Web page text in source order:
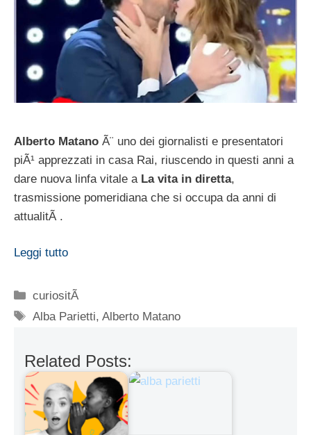
Alberto Matano Ã¨ uno dei giornalisti e presentatori
piÃ¹ apprezzati in casa Rai, riuscendo in questi anni a
dare nuova linfa vitale a La vita in diretta,
trasmissione pomeridiana che si occupa da anni di
attualitÃ .
Leggi tutto
Categorie
curiositÃ
Tag
Alba Parietti,Alberto Matano
Related Posts: